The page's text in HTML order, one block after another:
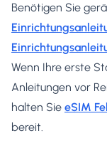
Benötigen Sie
Wenn Ihre erste
Anleitungen vor
halten Sie eSIM
bereit.